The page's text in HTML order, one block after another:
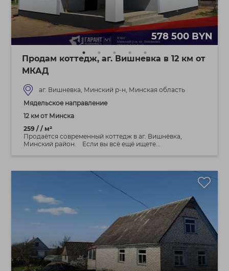
578 500 BYN
Продам коттедж, аг. Вишневка в 12 км от
МКАД
аг. Вишневка, Минский р-н, Минская область
Мядельское направление
12 км от Минска
259 / / м²
Продаётся современный коттедж в аг. Вишнёвка,
Минский район. Если вы всё ещё ищете...